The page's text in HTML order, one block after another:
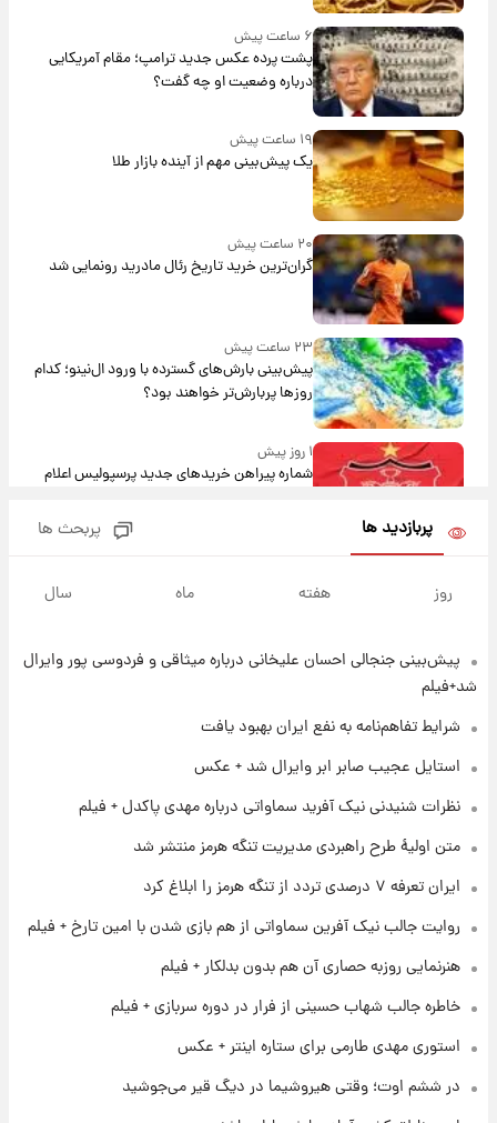
۶ ساعت پیش
پشت پرده عکس جدید ترامپ؛ مقام آمریکایی
درباره وضعیت او چه گفت؟
۱۹ ساعت پیش
یک پیش‌بینی مهم از آینده بازار طلا
۲۰ ساعت پیش
گران‌ترین خرید تاریخ رئال مادرید رونمایی شد
۲۳ ساعت پیش
پیش‌بینی بارش‌های گسترده با ورود ال‌نینو؛ کدام
روزها پربارش‌تر خواهند بود؟
۱ روز پیش
شماره پیراهن خریدهای جدید پرسپولیس اعلام
شد+فیلم
۱ روز پیش
۱ روز پیش
شارژ جدید کالابرگ برای سه دهک؛ جزئیات اعلام
۱ روز پیش
شاهین، کوییک، اطلس، سهند و ساینا با اقساط
بلندمدت + جدول
سیگنال‌های جدید برای بازار طلا؛ پیش‌بینی
پربازدید ها پربحث ها
روز هفته ماه سال
پیش‌بینی جنجالی احسان علیخانی درباره میثاقی و فردوسی پور وایرال
شد+فیلم
شرایط تفاهم‌نامه به نفع ایران بهبود یافت
استایل عجیب صابر ابر وایرال شد + عکس
نظرات شنیدنی نیک آفرید سماواتی درباره مهدی پاکدل + فیلم
متن اولیۀ طرح راهبردی مدیریت تنگه هرمز منتشر شد
ایران تعرفه ۷ درصدی تردد از تنگه هرمز را ابلاغ کرد
روایت جالب نیک آفرین سماواتی از هم بازی شدن با امین تارخ + فیلم
هنرنمایی روزبه حصاری آن هم بدون بدلکار + فیلم
خاطره جالب شهاب حسینی از فرار در دوره سربازی + فیلم
استوری مهدی طارمی برای ستاره اینتر + عکس
در ششم اوت؛ وقتی هیروشیما در دیگ قیر می‌جوشید